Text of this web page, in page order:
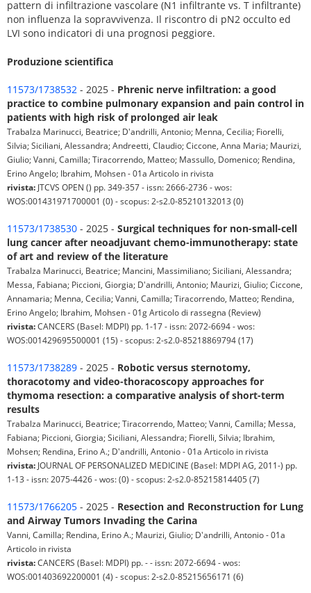
pattern di infiltrazione vascolare (N1 infiltrante vs. T infiltrante)
non influenza la sopravvivenza. Il riscontro di pN2 occulto ed
LVI sono indicatori di una prognosi peggiore.
Produzione scientifica
11573/1738532 - 2025 - Phrenic nerve infiltration: a good
practice to combine pulmonary expansion and pain control in
patients with high risk of prolonged air leak
Trabalza Marinucci, Beatrice; D'andrilli, Antonio; Menna, Cecilia; Fiorelli,
Silvia; Siciliani, Alessandra; Andreetti, Claudio; Ciccone, Anna Maria; Maurizi,
Giulio; Vanni, Camilla; Tiracorrendo, Matteo; Massullo, Domenico; Rendina,
Erino Angelo; Ibrahim, Mohsen - 01a Articolo in rivista
rivista: JTCVS OPEN () pp. 349-357 - issn: 2666-2736 - wos:
WOS:001431971700001 (0) - scopus: 2-s2.0-85210132013 (0)
11573/1738530 - 2025 - Surgical techniques for non-small-cell
lung cancer after neoadjuvant chemo-immunotherapy: state
of art and review of the literature
Trabalza Marinucci, Beatrice; Mancini, Massimiliano; Siciliani, Alessandra;
Messa, Fabiana; Piccioni, Giorgia; D'andrilli, Antonio; Maurizi, Giulio; Ciccone,
Annamaria; Menna, Cecilia; Vanni, Camilla; Tiracorrendo, Matteo; Rendina,
Erino Angelo; Ibrahim, Mohsen - 01g Articolo di rassegna (Review)
rivista:CANCERS (Basel: MDPI) pp. 1-17 - issn: 2072-6694 - wos:
WOS:001429695500001 (15) - scopus: 2-s2.0-85218869794 (17)
11573/1738289 - 2025 - Robotic versus sternotomy,
thoracotomy and video-thoracoscopy approaches for
thymoma resection: a comparative analysis of short-term
results
Trabalza Marinucci, Beatrice; Tiracorrendo, Matteo; Vanni, Camilla; Messa,
Fabiana; Piccioni, Giorgia; Siciliani, Alessandra; Fiorelli, Silvia; Ibrahim,
Mohsen; Rendina, Erino A.; D'andrilli, Antonio - 01a Articolo in rivista
rivista: JOURNAL OF PERSONALIZED MEDICINE (Basel: MDPI AG, 2011-) pp.
1-13 - issn: 2075-4426 - wos: (0) - scopus: 2-s2.0-85215814405 (7)
11573/1766205 - 2025 - Resection and Reconstruction for Lung
and Airway Tumors Invading the Carina
Vanni, Camilla; Rendina, Erino A.; Maurizi, Giulio; D'andrilli, Antonio - 01a
Articolo in rivista
rivista:CANCERS (Basel: MDPI) pp. - - issn: 2072-6694 - wos:
WOS:001403692200001 (4) - scopus: 2-s2.0-85215656171 (6)